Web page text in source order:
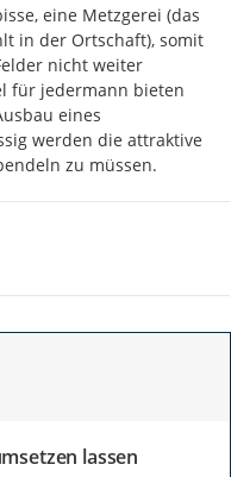
eine Metzgerei (das
in der Ortschaft), somit
nicht weiter
für jedermann bieten
eines
werden die attraktive
zu müssen.
lassen